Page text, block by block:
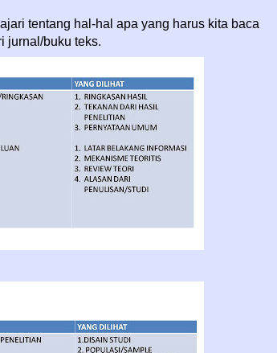
tentang hal-hal apa yang harus kita baca
jurnal/buku teks.